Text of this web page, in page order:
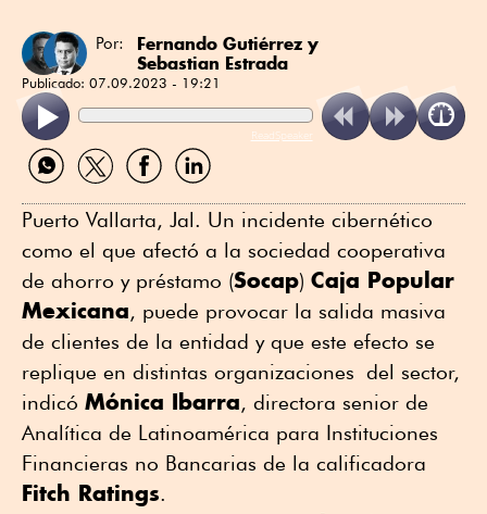
Por: Fernando Gutiérrez y
Sebastian Estrada
Publicado: 07.09.2023 - 19:21
ReadSpeaker
Compartir
por
Compartir
por
Compartir
por
Compartir
por
Puerto Vallarta, Jal. Un incidente cibernético
como el que afectó a la sociedad cooperativa
de ahorro y préstamo (Socap) Caja Popular
Mexicana, puede provocar la salida masiva
de clientes de la entidad y que este efecto se
replique en distintas organizaciones del sector,
indicó Mónica Ibarra, directora senior de
Analítica de Latinoamérica para Instituciones
Financieras no Bancarias de la calificadora
Fitch Ratings.